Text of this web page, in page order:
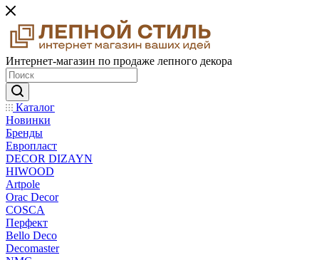
Интернет-магазин по продаже лепного декора
Каталог
Новинки
Бренды
Европласт
DECOR DIZAYN
HIWOOD
Artpole
Orac Decor
COSCA
Перфект
Bello Deco
Decomaster